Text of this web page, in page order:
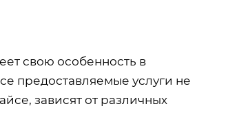
свою особенность в
предоставляемые услуги не
зависят от различных